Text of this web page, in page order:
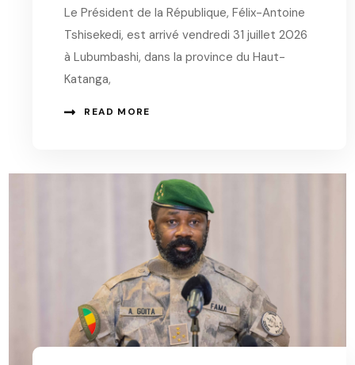
Le Président de la République, Félix-Antoine
Tshisekedi, est arrivé vendredi 31 juillet 2026
à Lubumbashi, dans la province du Haut-
Katanga,
READ MORE